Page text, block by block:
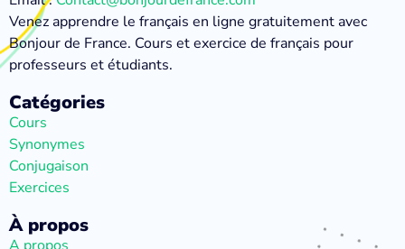
Venez apprendre le français en ligne gratuitement avec
Bonjour de France. Cours et exercice de français pour
professeurs et étudiants.
Catégories
Cours
Synonymes
Conjugaison
Exercices
À propos